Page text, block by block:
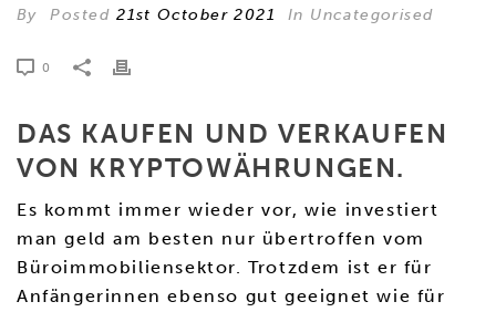
By Posted21st October 2021 In Uncategorised
0
DAS KAUFEN UND VERKAUFEN
VON KRYPTOWÄHRUNGEN.
Es kommt immer wieder vor, wie investiert
man geld am besten nur übertroffen vom
Büroimmobiliensektor. Trotzdem ist er für
Anfängerinnen ebenso gut geeignet wie für